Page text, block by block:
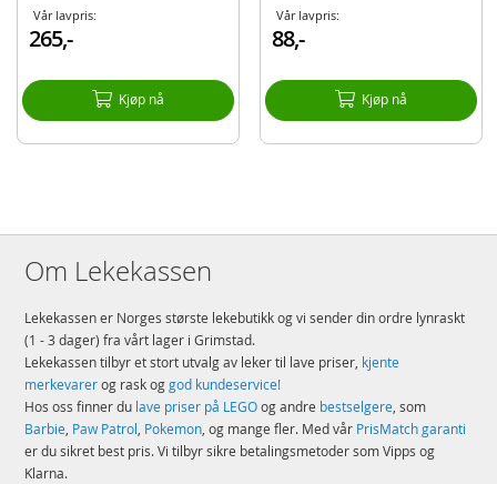
Vår lavpris:
265,-
Kjøp nå
Vår lavpris:
88,-
Kjøp nå
Om Lekekassen
Lekekassen er Norges største lekebutikk og vi sender din ordre lynraskt
(1 - 3 dager) fra vårt lager i Grimstad.
Lekekassen tilbyr et stort utvalg av leker til lave priser, kjente
merkevarerog rask oggod kundeservice!
Hos oss finner du lave priser på LEGOog andre bestselgere, som
Barbie, Paw Patrol, Pokemon, og mange fler. Med vår PrisMatch garanti
er du sikret best pris. Vi tilbyr sikre betalingsmetoder som Vipps og
Klarna.